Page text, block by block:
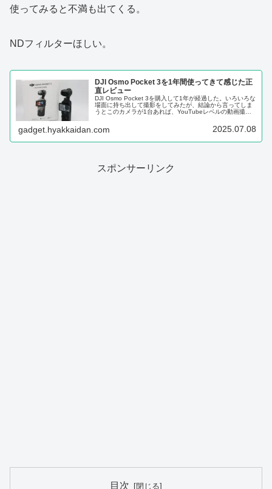
使ってみると不満も出てくる。
NDフィルターほしい。
DJI Osmo Pocket 3を1年間使ってきて感じた正
直レビュー
DJI Osmo Pocket 3を購入して1年が経過した。いろいろな
場面に持ち出して撮影をしてみたが、結論から言ってしま
うとこのカメラが1台あれば、YouTubeレベルの動画撮影
gadget.hyakkaidan.com 2025.07.08
スポンサーリンク
目次